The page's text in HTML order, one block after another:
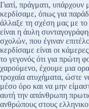
Γιατί, πράγματι, υπάρχουν
κερδίσαμε, όπως για
άλλαξε τη σχέση μας με
είναι η άυλη
σχολών, που έγιναν
κερδίσαμε είναι οι
το γεγονός ότι για πρώτη
χαρούμενο, έχουμε μια
τροχαία ατυχήματα, ώστε
μέσο όρο και να μην
αυτή την απάνθρωπη
ανθρώπους στους